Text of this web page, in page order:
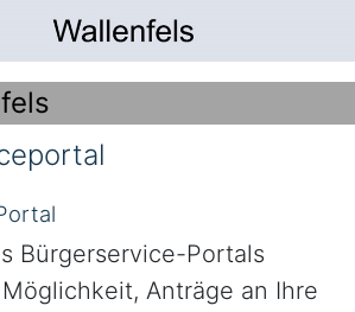
Bürgerservice-Portals
Anträge an Ihre